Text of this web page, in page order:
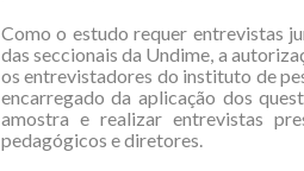
Como o estudo requer entrevistas
das seccionais da Undime, a
os entrevistadores do instituto de
encarregado da aplicação dos
amostra e realizar entrevistas
pedagógicos e diretores.